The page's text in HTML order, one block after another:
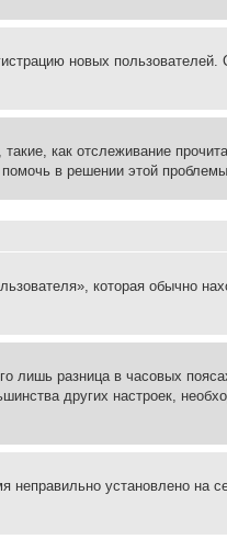
новых пользователей.
как отслеживание
в решении этой
которая обычно
лишь разница в часовых
других настроек,
неправильно установлено на